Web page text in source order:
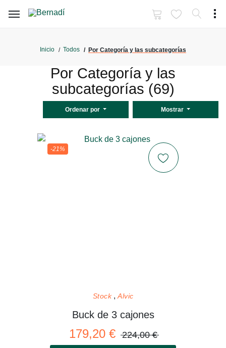
Inicio Todos Por Categoría y las subcategorías
Por Categoría y las
subcategorías (69)
Ordenar por Mostrar
-21%
Stock Alvic
Buck de 3 cajones
179,20 € 224,00 €